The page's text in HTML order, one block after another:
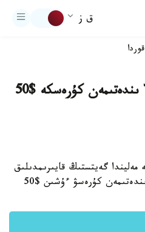
ق ز
بيلل گەيتس قورى ەبولا ىندەتىمەن كۇرەسكە $50
مەليندا گەيتستىڭ قايىرىمدىلىق
قورى باتىس افريكاداعى ەبولا ىندەتىمەن كۇرەسۋ ءۇشىن $50